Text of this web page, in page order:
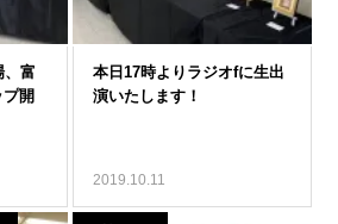
2019.10.11